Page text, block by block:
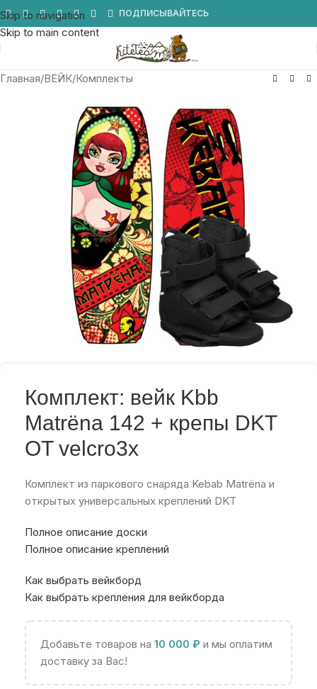
Skip to navigation
Skip to main content
ПОДПИСЫВАЙТЕСЬ
Главная/ВЕЙК/Комплекты
Комплект: вейк Kbb
Matrёna 142 + крепы DKT
OT velcro3x
Комплект из паркового снаряда Kebab Matrёna и
открытых универсальных креплений DKT
Полное описание доски
Полное описание креплений
Как выбрать вейкборд
Как выбрать крепления для вейкборда
Добавьте товаров на 10 000 ₽ и мы оплатим
доставку за Вас!